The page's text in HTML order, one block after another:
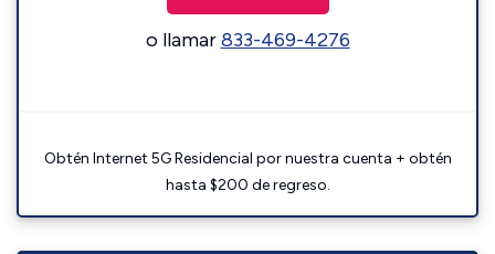
o llamar833-469-4276
Obtén Internet 5G Residencial por nuestra cuenta + obtén
hasta $200 de regreso.